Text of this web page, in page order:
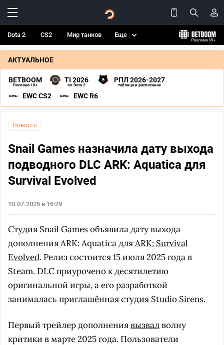
Dota 2 CS2 Мир танков Еще
АКТУАЛЬНОЕ
BETBOOM
Реклама 18+
TI 2026
по Dota 2
РПЛ 2026-2027
таблица и расписание
EWC CS2 EWC R6
Новость
Snail Games назначила дату выхода
подводного DLC ARK: Aquatica для
Survival Evolved
10.07.2025 в 16:29
Студия Snail Games объявила дату выхода
дополнения ARK: Aquatica дляARK: Survival
Evolved. Релиз состоится 15 июля 2025 года в
Steam. DLC приурочено к десятилетию
оригинальной игры, а его разработкой
занималась приглашённая студия Studio Sirens.
Первый трейлер дополнениявызвалволну
критики в марте 2025 года. Пользователи